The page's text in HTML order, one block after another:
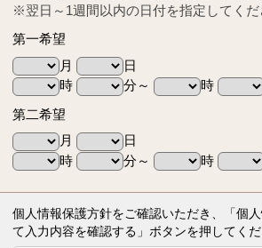
※翌日～1週間以内の日付を指定してくだ
第一希望
月
日
時
分～ 時
第二希望
月
日
時
分～ 時
個人情報保護方針をご確認いただき、「個
て入力内容を確認する」ボタンを押してくだ